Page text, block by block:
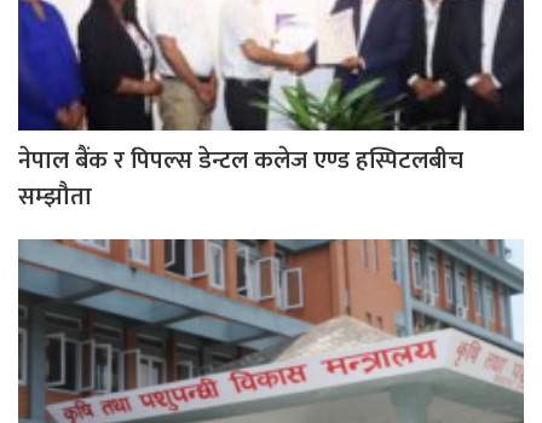
नेपाल बैंक र पिपल्स डेन्टल कलेज एण्ड हस्पिटलबीच
सम्झौता